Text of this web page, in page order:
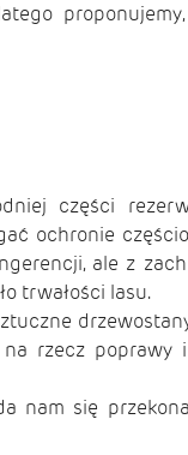
części
ochronie
ale z
trwałości lasu.
na rzecz
nam się